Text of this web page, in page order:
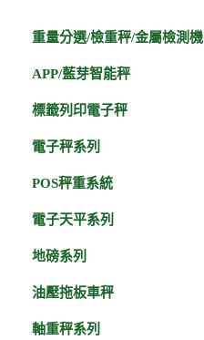
重量分選/檢重秤/金屬檢測機
APP/藍芽智能秤
標籤列印電子秤
電子秤系列
POS秤重系統
電子天平系列
地磅系列
油壓拖板車秤
軸重秤系列